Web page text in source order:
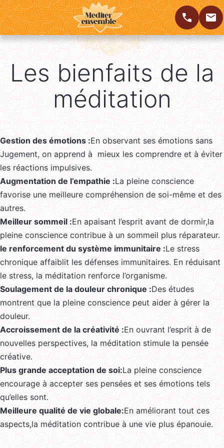
Aller
contenu
APPELER
CONTACTER
MÉDITATION
PLEINE
CONSCIENCE
RENNES
Les bienfaits de la
méditation
Gestion des émotions :En observant ses émotions sans
Jugement, on apprend à mieux les comprendre et à éviter
les réactions impulsives.
Augmentation de l’empathie :La pleine conscience
favorise une meilleure compréhension de soi-même et des
autres.
Meilleur sommeil :En apaisant l’esprit avant de dormir,la
pleine conscience contribue à un sommeil plus réparateur.
le renforcement du système immunitaire :Le stress
chronique affaiblit les défenses immunitaires. En réduisant
le stress, la méditation renforce l’organisme.
Soulagement de la douleur chronique :Des études
montrent que la pleine conscience peut aider à gérer la
douleur.
Accroissement de la créativité :En ouvrant l’esprit à de
nouvelles perspectives, la méditation stimule la pensée
créative.
Plus grande acceptation de soi:La pleine conscience
encourage à accepter ses pensées et ses émotions tels
qu’elles sont.
Meilleure qualité de vie globale:En améliorant tout ces
aspects,la méditation contribue à une vie plus épanouie.